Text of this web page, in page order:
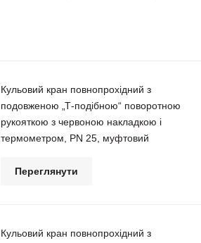
Кульовий кран повнопрохідний з
подовженою „Т-подібною“ поворотною
рукояткою з червоною накладкою і
термометром, РN 25, муфтовий
Переглянути
Кульовий кран повнопрохідний з